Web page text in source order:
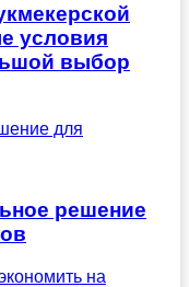
условия
выбор
для
решение
на